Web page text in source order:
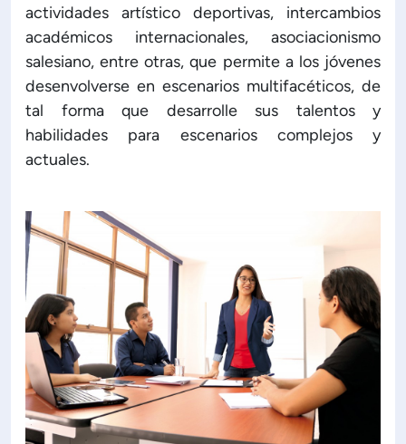
actividades artístico deportivas, intercambios
académicos internacionales, asociacionismo
salesiano, entre otras, que permite a los jóvenes
desenvolverse en escenarios multifacéticos, de
tal forma que desarrolle sus talentos y
habilidades para escenarios complejos y
actuales.